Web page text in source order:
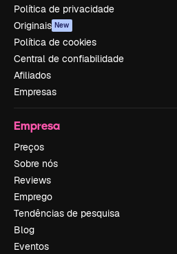
Política de privacidade
Originais New
Política de cookies
Central de confiabilidade
Afiliados
Empresas
Empresa
Preços
Sobre nós
Reviews
Emprego
Tendências de pesquisa
Blog
Eventos